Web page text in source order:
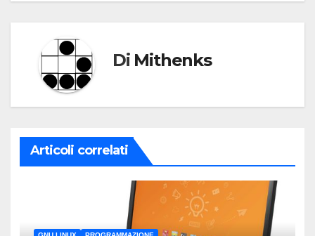
Di Mithenks
Articoli correlati